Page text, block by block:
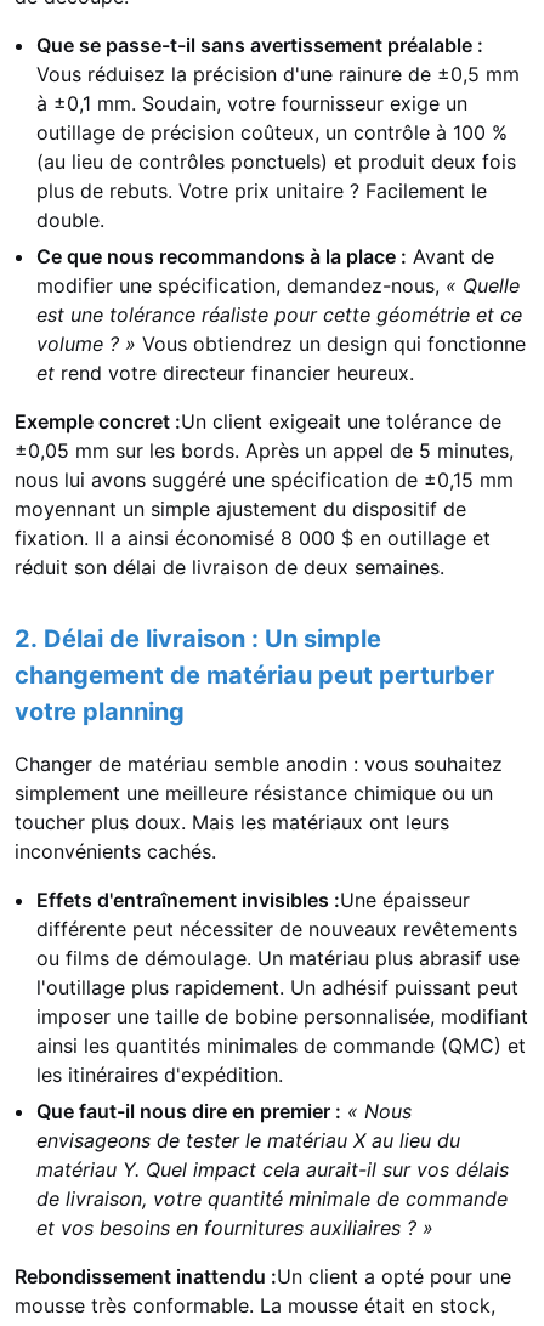
Que se passe-t-il sans avertissement préalable :
Vous réduisez la précision d'une rainure de ±0,5 mm
à ±0,1 mm. Soudain, votre fournisseur exige un
outillage de précision coûteux, un contrôle à 100 %
(au lieu de contrôles ponctuels) et produit deux fois
plus de rebuts. Votre prix unitaire ? Facilement le
double.
Ce que nous recommandons à la place : Avant de
modifier une spécification, demandez-nous, « Quelle
est une tolérance réaliste pour cette géométrie et ce
volume ? » Vous obtiendrez un design qui fonctionne
et rend votre directeur financier heureux.
Exemple concret :Un client exigeait une tolérance de
±0,05 mm sur les bords. Après un appel de 5 minutes,
nous lui avons suggéré une spécification de ±0,15 mm
moyennant un simple ajustement du dispositif de
fixation. Il a ainsi économisé 8 000 $ en outillage et
réduit son délai de livraison de deux semaines.
2. Délai de livraison : Un simple
changement de matériau peut perturber
votre planning
Changer de matériau semble anodin : vous souhaitez
simplement une meilleure résistance chimique ou un
toucher plus doux. Mais les matériaux ont leurs
inconvénients cachés.
Effets d'entraînement invisibles :Une épaisseur
différente peut nécessiter de nouveaux revêtements
ou films de démoulage. Un matériau plus abrasif use
l'outillage plus rapidement. Un adhésif puissant peut
imposer une taille de bobine personnalisée, modifiant
ainsi les quantités minimales de commande (QMC) et
les itinéraires d'expédition.
Que faut-il nous dire en premier : « Nous
envisageons de tester le matériau X au lieu du
matériau Y. Quel impact cela aurait-il sur vos délais
de livraison, votre quantité minimale de commande
et vos besoins en fournitures auxiliaires ? »
Rebondissement inattendu :Un client a opté pour une
mousse très conformable. La mousse était en stock,